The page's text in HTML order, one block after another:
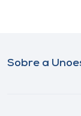
Sobre a